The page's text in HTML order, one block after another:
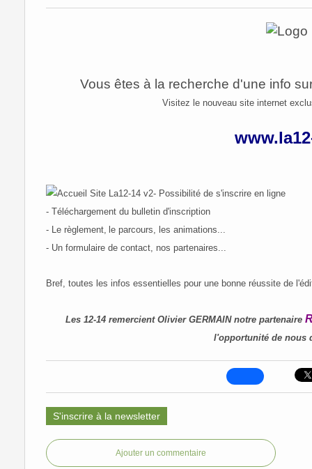
Vous êtes à la recherche d'une info
Visitez le nouveau site internet
- Possibilité de s'inscrire en ligne
- Téléchargement du bulletin d'inscription
- Le règlement, le parcours, les animations...
- Un formulaire de contact, nos partenaires...
Bref, toutes les infos essentielles pour une bonne réussite de
Les 12-14 remercient Olivier GERMAIN notre partenaire
l'opportunité de nous
S'inscrire à la newsletter
Ajouter un commentaire